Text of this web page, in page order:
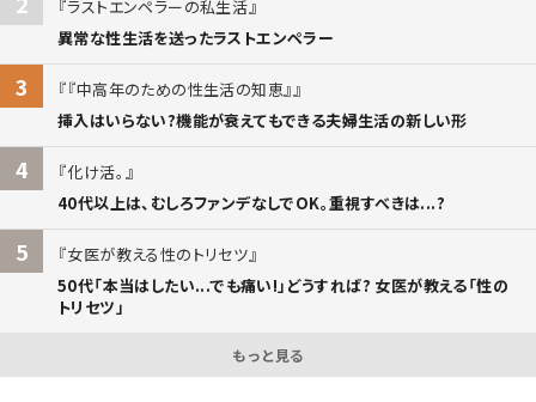
ラストエンペラーの私生活
異常な性生活を送ったラストエンペラー
3
『中高年のための性生活の知恵』
挿入はいらない?機能が衰えてもできる夫婦生活の新しい形
4
化け活。
40代以上は、むしろファンデなしでOK。重視すべきは...?
5
女医が教える性のトリセツ
50代「本当はしたい...でも痛い!」どうすれば? 女医が教える「性の
トリセツ」
もっと見る